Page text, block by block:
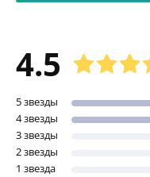
4.5
5 звезды
4 звезды
3 звезды
2 звезды
1 звезда